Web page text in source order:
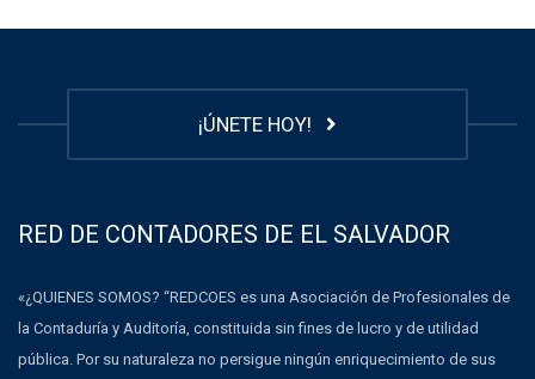
¡ÚNETE HOY!
RED DE CONTADORES DE EL SALVADOR
«¿QUIENES SOMOS? “REDCOES es una Asociación de Profesionales de
la Contaduría y Auditoría, constituida sin fines de lucro y de utilidad
pública. Por su naturaleza no persigue ningún enriquecimiento de sus